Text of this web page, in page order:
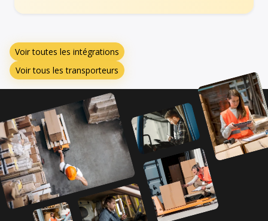
Voir toutes les intégrations
Voir tous les transporteurs